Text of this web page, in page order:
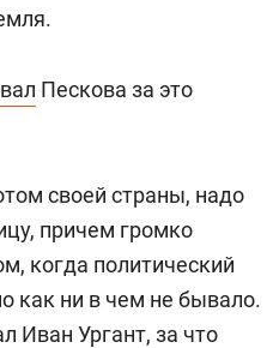
Пескова за это
своей страны, надо
причем громко
когда политический
как ни в чем не бывало.
Иван Ургант, за что